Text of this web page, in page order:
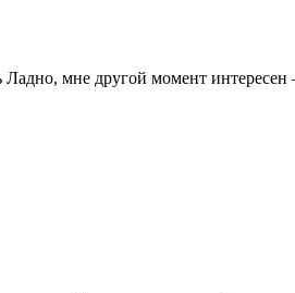
Ладно, мне другой момент